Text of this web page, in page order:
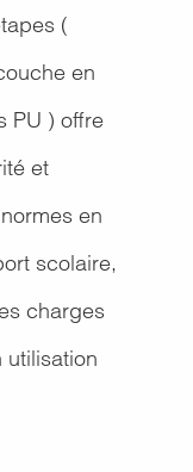
(
en
PU ) offre
et
en
scolaire,
charges
utilisation